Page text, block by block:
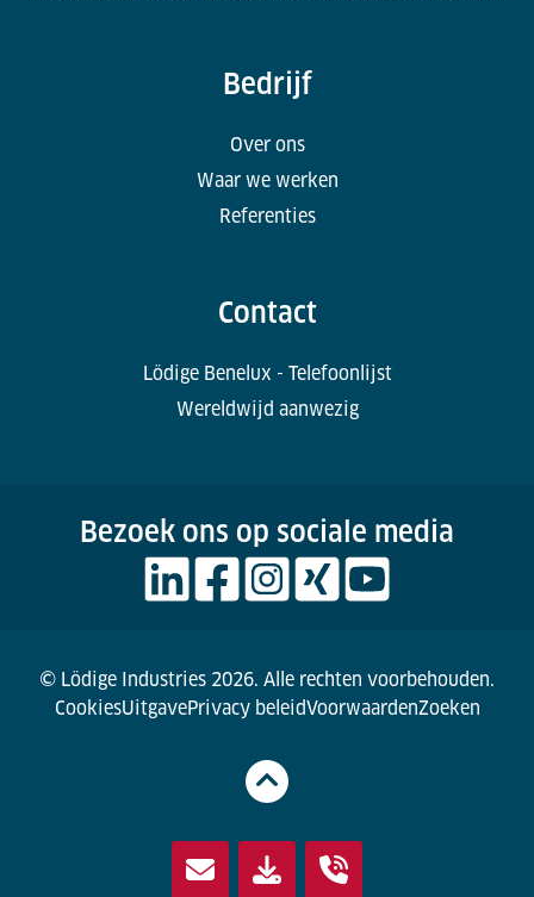
Bedrijf
Over ons
Waar we werken
Referenties
Contact
Lödige Benelux - Telefoonlijst
Wereldwijd aanwezig
Bezoek ons op sociale media
© Lödige Industries 2026. Alle rechten voorbehouden.
CookiesUitgavePrivacy beleidVoorwaardenZoeken